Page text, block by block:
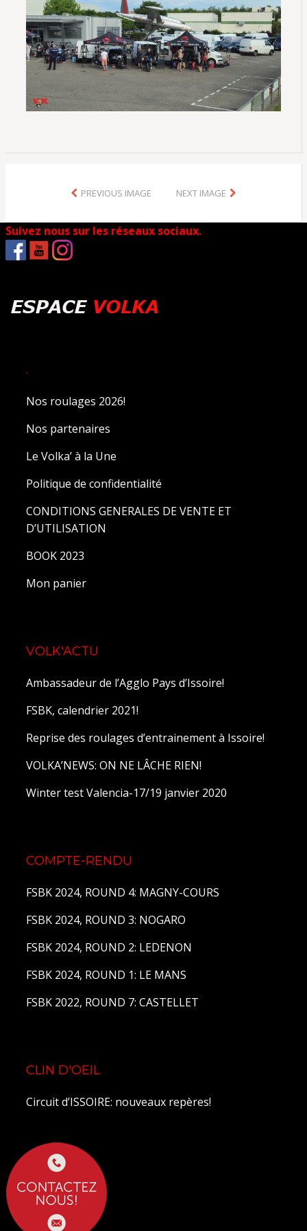
PREVIOUS IMAGE NEXT IMAGE
Suivez nous sur les réseaux sociaux.
.
Nos roulages 2026!
Nos partenaires
Le Volka’ à la Une
Politique de confidentialité
CONDITIONS GENERALES DE VENTE ET
D’UTILISATION
BOOK 2023
Mon panier
VOLK'ACTU
Ambassadeur de l’Agglo Pays d’Issoire!
FSBK, calendrier 2021!
Reprise des roulages d’entrainement à Issoire!
VOLKA’NEWS: ON NE LÂCHE RIEN!
Winter test Valencia-17/19 janvier 2020
COMPTE-RENDU
FSBK 2024, ROUND 4: MAGNY-COURS
FSBK 2024, ROUND 3: NOGARO
FSBK 2024, ROUND 2: LEDENON
FSBK 2024, ROUND 1: LE MANS
FSBK 2022, ROUND 7: CASTELLET
CLIN D'OEIL
Circuit d’ISSOIRE: nouveaux repères!